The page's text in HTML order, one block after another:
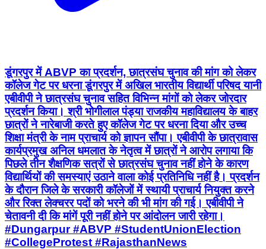
डूंगरपुर में ABVP का प्रदर्शन, छात्रसंघ चुनाव की मांग को लेकर
कॉलेज गेट पर धरना डूंगरपुर में अखिल भारतीय विद्यार्थी परिषद यानी
एबीवीपी ने छात्रसंघ चुनाव सहित विभिन्न मांगों को लेकर जोरदार
प्रदर्शन किया। श्री भोगीलाल पंड्या राजकीय महाविद्यालय के बाहर
छात्रों ने नारेबाजी करते हुए कॉलेज गेट पर धरना दिया और उच्च
शिक्षा मंत्री के नाम प्राचार्य को ज्ञापन सौंपा। एबीवीपी के छात्रावास
कार्यप्रमुख अनिल धमलात के नेतृत्व में छात्रों ने आरोप लगाया कि
पिछले तीन शैक्षणिक सत्रों से छात्रसंघ चुनाव नहीं होने के कारण
विद्यार्थियों की समस्याएं उठाने वाला कोई प्रतिनिधि नहीं है। प्रदर्शन
के दौरान जिले के सरकारी कॉलेजों में स्थायी प्राचार्य नियुक्त करने
और रिक्त लेक्चरर पदों को भरने की भी मांग की गई। एबीवीपी ने
चेतावनी दी कि मांगें पूरी नहीं होने पर आंदोलन जारी रहेगा।
#Dungarpur #ABVP #StudentUnionElection
#CollegeProtest #RajasthanNews